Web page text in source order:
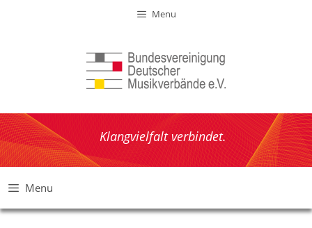
Menu
Klangvielfalt verbindet.
Menu